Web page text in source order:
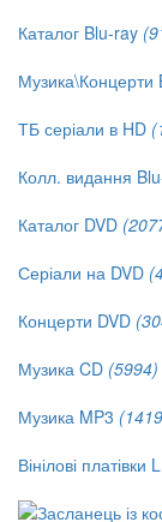
Каталог Blu-ray
Музика\Концерти
ТБ серіали в HD
Колл. видання
Каталог DVD
Серіали на DVD
Концерти DVD
Музика CD (5994)
Музика MP3
Вінілові платівки